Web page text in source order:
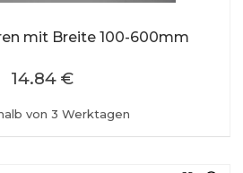
mit Breite 100-600mm
von 3 Werktagen
14.84 €